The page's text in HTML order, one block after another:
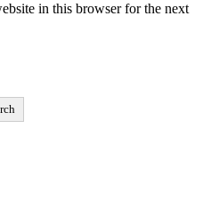
in this browser for the next